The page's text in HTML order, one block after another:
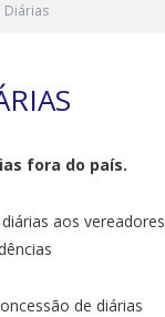
Diárias
fora do país.
aos vereadores
de diárias